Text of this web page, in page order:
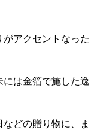
アクセントなった
は金箔で施した逸
どの贈り物に、ま